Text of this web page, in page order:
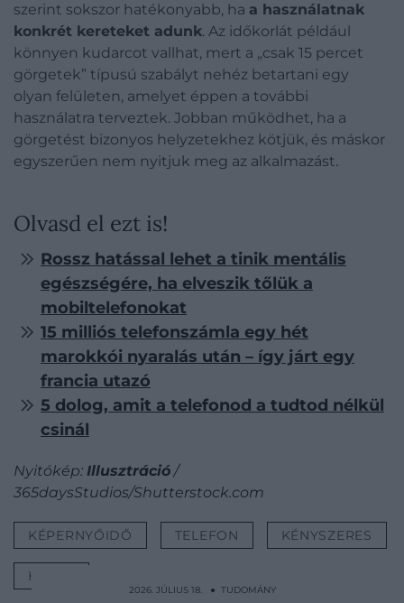
szerint sokszor hatékonyabb, ha a használatnak
konkrét kereteket adunk. Az időkorlát például
könnyen kudarcot vallhat, mert a „csak 15 percet
görgetek” típusú szabályt nehéz betartani egy
olyan felületen, amelyet éppen a további
használatra terveztek. Jobban működhet, ha a
görgetést bizonyos helyzetekhez kötjük, és máskor
egyszerűen nem nyitjuk meg az alkalmazást.
Olvasd el ezt is!
Rossz hatással lehet a tinik mentális
egészségére, ha elveszik tőlük a
mobiltelefonokat
15 milliós telefonszámla egy hét
marokkói nyaralás után – így járt egy
francia utazó
5 dolog, amit a telefonod a tudtod nélkül
csinál
Nyitókép: Illusztráció/
365daysStudios/Shutterstock.com
KÉPERNYŐIDŐ TELEFON KÉNYSZERES
HATÁS
2026. JÚLIUS 18. ● TUDOMÁNY